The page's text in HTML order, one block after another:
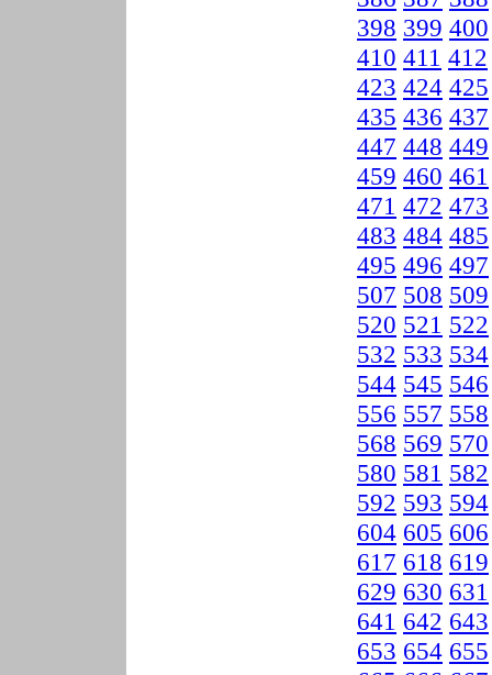
398 399 400
410 411 412
423 424 425
435 436 437
447 448 449
459 460 461
471 472 473
483 484 485
495 496 497
507 508 509
520 521 522
532 533 534
544 545 546
556 557 558
568 569 570
580 581 582
592 593 594
604 605 606
617 618 619
629 630 631
641 642 643
653 654 655